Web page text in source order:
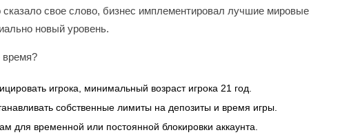
свое слово, бизнес имплементировал лучшие мировые
новый уровень.
время?
игрока, минимальный возраст игрока 21 год.
собственные лимиты на депозиты и время игры.
для временной или постоянной блокировки аккаунта.